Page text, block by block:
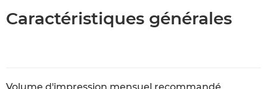
Caractéristiques générales